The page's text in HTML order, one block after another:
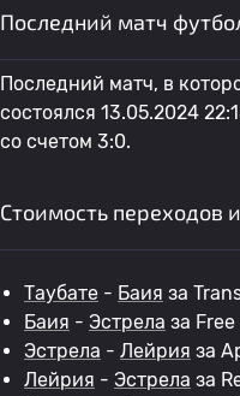
Последний матч
Последний матч, в
состоялся 13.05.2024
со счетом 3:0.
Стоимость переходов
Таубате - Баия за
Баия - Эстрела за
Эстрела - Лейрия за
Лейрия - Эстрела за